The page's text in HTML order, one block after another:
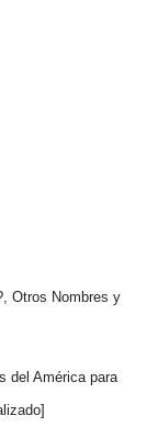
Otros Nombres y
del América para